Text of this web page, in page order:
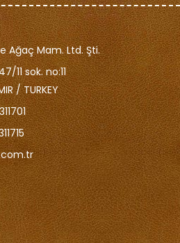
Ağaç Mam. Ltd. Şti.
11 sok. no:11
/ TURKEY